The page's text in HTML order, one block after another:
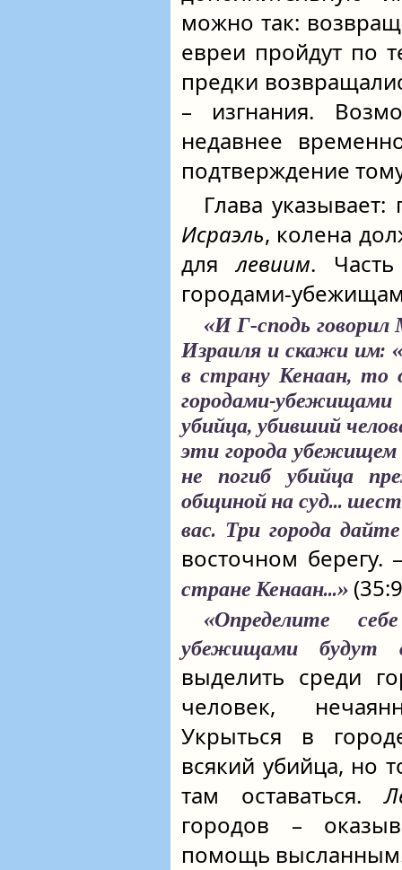
можно так:
евреи пройдут по
предки
– изгнания.
недавнее
подтверждение
Глава
Исраэль, колена
длялевиим. Часть
городами-
«И Г‑сподь
Израиля и скажи им:
в страну Кенаан, то
городами-
убийца, убивший
эти города
не погиб убийца
общиной на суд...
вас. Три города
восточном берегу.
стране Кенаан...»
«Определите
убежищами будут
выделить среди
человек,
Укрыться в
всякий убийца, но
там оставаться.
городов –
помощь